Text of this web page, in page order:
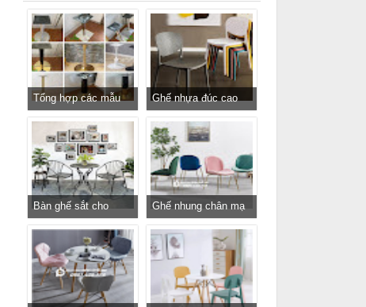
Tổng hợp các mẫu
chân bàn cafe, chân
bàn decor, chân bàn
inox, chân bàn ăn hot
trend 2023
Ghế nhựa đúc cao
cấp cho nhà hàng
khách sạn giá rẻ
Bàn ghế sắt cho
quán cafe, quán ăn
sân vườn, ban công,
sân thượng
Ghế nhung chân mạ
vàng GLM116 - ghế
tiếp khách sang trọng
cho cửa hàng, spa,
văn phòng tại
Tp.HCM